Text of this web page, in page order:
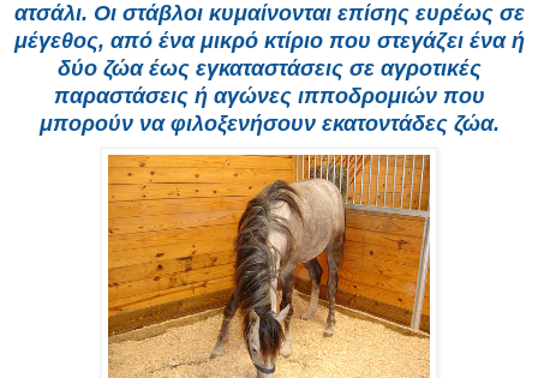
ατσάλι. Οι στάβλοι κυμαίνονται επίσης ευρέως σε
μέγεθος, από ένα μικρό κτίριο που στεγάζει ένα ή
δύο ζώα έως εγκαταστάσεις σε αγροτικές
παραστάσεις ή αγώνες ιπποδρομιών που
μπορούν να φιλοξενήσουν εκατοντάδες ζώα.